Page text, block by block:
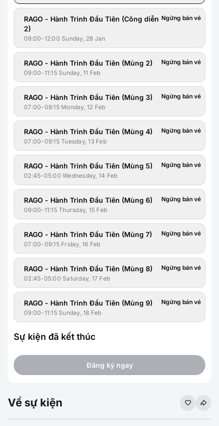
RAGO - Hành Trình Đầu Tiên (Công diễn
2)
Ngừng bán vé
09:00-12:00 Sunday, 28 Jan
RAGO - Hành Trình Đầu Tiên (Mùng 2)
Ngừng bán vé
09:00-11:15 Sunday, 11 Feb
RAGO - Hành Trình Đầu Tiên (Mùng 3)
Ngừng bán vé
07:00-09:15 Monday, 12 Feb
RAGO - Hành Trình Đầu Tiên (Mùng 4)
Ngừng bán vé
07:00-09:15 Tuesday, 13 Feb
RAGO - Hành Trình Đầu Tiên (Mùng 5)
Ngừng bán vé
02:45-05:00 Wednesday, 14 Feb
RAGO - Hành Trình Đầu Tiên (Mùng 6)
Ngừng bán vé
09:00-11:15 Thursday, 15 Feb
RAGO - Hành Trình Đầu Tiên (Mùng 7)
Ngừng bán vé
07:00-09:15 Friday, 16 Feb
RAGO - Hành Trình Đầu Tiên (Mùng 8)
Ngừng bán vé
02:45-05:00 Saturday, 17 Feb
RAGO - Hành Trình Đầu Tiên (Mùng 9)
Ngừng bán vé
09:00-11:15 Sunday, 18 Feb
Sự kiện đã kết thúc
Đăng ký ngay
Về sự kiện